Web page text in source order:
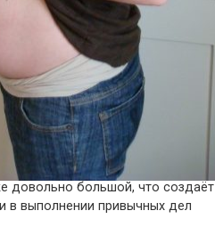
довольно большой, что создаёт
в выполнении привычных дел